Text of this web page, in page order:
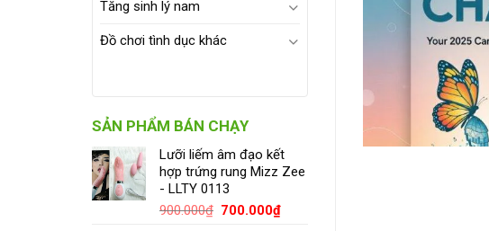
Tăng sinh lý nam
Đồ chơi tình dục khác
SẢN PHẨM BÁN CHẠY
Lưỡi liếm âm đạo kết
hợp trứng rung Mizz Zee
- LLTY 0113
900.000₫ 700.000₫